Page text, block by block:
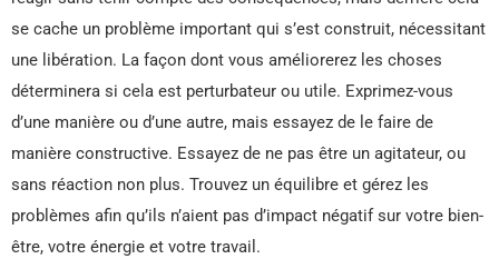
se cache un problème important qui s’est construit, nécessitant
une libération. La façon dont vous améliorerez les choses
déterminera si cela est perturbateur ou utile. Exprimez-vous
d’une manière ou d’une autre, mais essayez de le faire de
manière constructive. Essayez de ne pas être un agitateur, ou
sans réaction non plus. Trouvez un équilibre et gérez les
problèmes afin qu’ils n’aient pas d’impact négatif sur votre bien-
être, votre énergie et votre travail.